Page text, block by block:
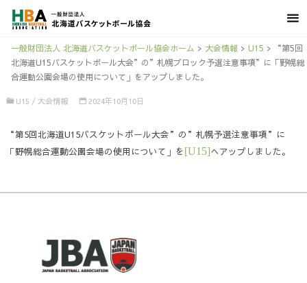
一般財団法人 北海道バスケットボール協会ホーム > 大会情報 > U15 >
“第5回
北海道U15バスケットボール大会”の”札幌ブロック予選注意事項”に「野幌総
合運動公園会場の使用について」をアップしました。
U15 / 大会情報 2024年10月10日
“第5回北海道U15バスケットボール大会”の”札幌予選注意事項”に
「野幌総合運動公園会場の使用について」を[U15]へアップしました。